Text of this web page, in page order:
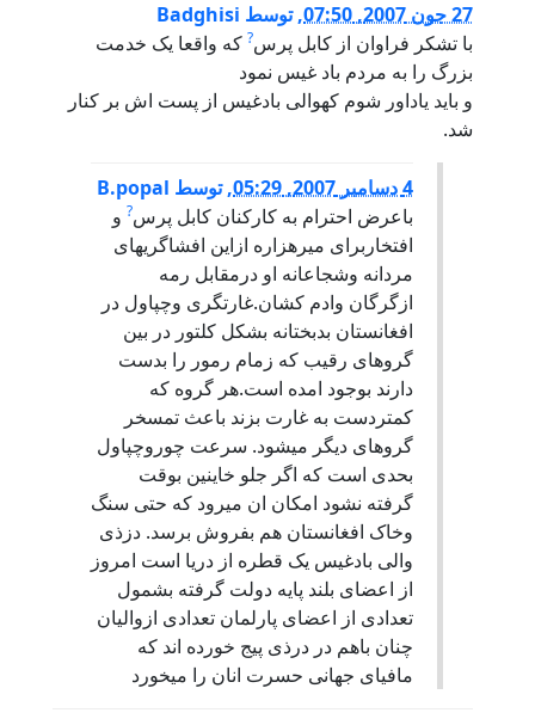
27 جون 2007, 07:50 ,توسط Badghisi
با تشکر فراوان از کابل پرس? که واقعا يک خدمت
بزرگ را به مردم باد غیس نمود
و بايد ياداور شوم کهوالی بادغیس از پست اش بر کنار
شد.
4 دسامبر 2007, 05:29 ,توسط B.popal
باعرض احترام به کارکنان کابل پرس? و
افتخاربرای ميرهزاره ازاين افشاگريهای
مردانه وشجاعانه او درمقابل رمه
ازگرگان وادم کشان.غارتگری وچپاول در
افغانستان بدبختانه بشکل کلتور در بين
گروهای رقيب که زمام رمور را بدست
دارند بوجود امده است.هر گروه که
کمتردست به غارت بزند باعث تمسخر
گروهای ديگر ميشود. سرعت چوروچپاول
بحدی است که اگر جلو خاينين بوقت
گرفته نشود امکان ان ميرود که حتی سنگ
وخاک افغانستان هم بفروش برسد. دزذی
والی بادغيس يک قطره از دريا است امروز
از اعضای بلند پايه دولت گرفته بشمول
تعدادی از اعضای پارلمان تعدادی ازواليان
چنان باهم در درذی پيج خورده اند که
مافيای جهانی حسرت انان را ميخورد